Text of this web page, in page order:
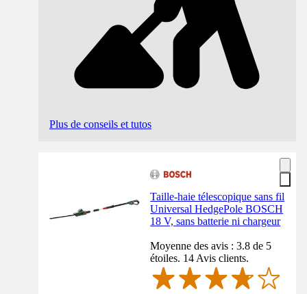
Plus de conseils et tutos
Taille-haie télescopique sans fil
Universal HedgePole BOSCH
18 V, sans batterie ni chargeur
Moyenne des avis : 3.8 de 5
étoiles. 14 Avis clients.